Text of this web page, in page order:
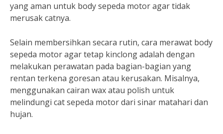
yang aman untuk body sepeda motor agar tidak
merusak catnya.
Selain membersihkan secara rutin, cara merawat body
sepeda motor agar tetap kinclong adalah dengan
melakukan perawatan pada bagian-bagian yang
rentan terkena goresan atau kerusakan. Misalnya,
menggunakan cairan wax atau polish untuk
melindungi cat sepeda motor dari sinar matahari dan
hujan.